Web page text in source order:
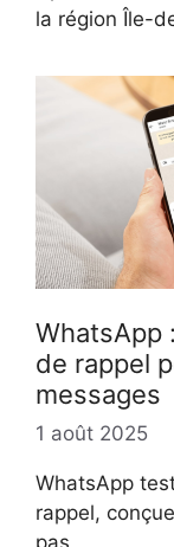
la région Île-
WhatsApp
de rappel
messages
1 août 2025
WhatsApp
rappel,